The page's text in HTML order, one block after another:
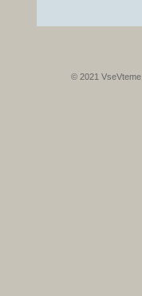
© 2021